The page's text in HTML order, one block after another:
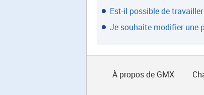
Est-il possible de
Je souhaite modifier une
À propos de GMX